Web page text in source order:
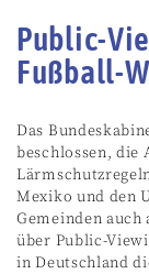
Public-
Fußball-
Das
beschlossen, die
Mexiko und den
Gemeinden
über Public-
in Deutschland